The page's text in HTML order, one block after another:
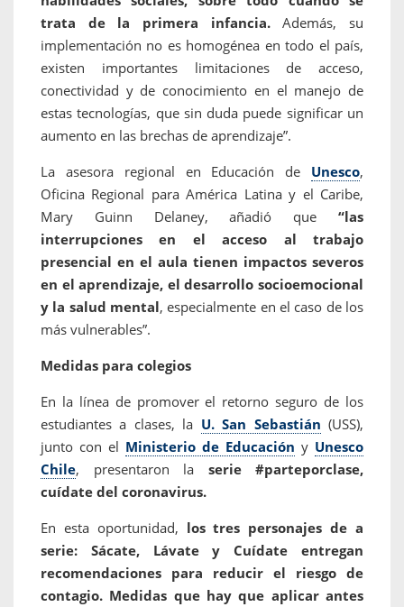
trata de la primera infancia.Además, su
implementación no es homogénea en todo el país,
existen importantes limitaciones de acceso,
conectividad y de conocimiento en el manejo de
estas tecnologías, que sin duda puede significar un
aumento en las brechas de aprendizaje”.
La asesora regional en Educación de Unesco,
Oficina Regional para América Latina y el Caribe,
Mary Guinn Delaney, añadió que “las
interrupciones en el acceso al trabajo
presencial en el aula tienen impactos severos
en el aprendizaje, el desarrollo socioemocional
y la salud mental, especialmente en el caso de los
más vulnerables”.
Medidas para colegios
En la línea de promover el retorno seguro de los
estudiantes a clases, la U. San Sebastián (USS),
junto con el Ministerio de Educación y Unesco
Chile, presentaron la serie #parteporclase,
cuídate del coronavirus.
En esta oportunidad, los tres personajes de a
serie: Sácate, Lávate y Cuídate entregan
recomendaciones para reducir el riesgo de
contagio. Medidas que hay que aplicar antes